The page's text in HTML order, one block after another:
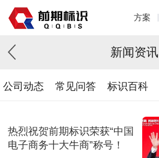
方案
新闻资讯
公司动态 常见问答 标识百科
热烈祝贺前期标识荣获“中国
电子商务十大牛商”称号！